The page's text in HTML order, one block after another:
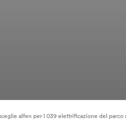
alfen per l 039 elettrificazione del parco